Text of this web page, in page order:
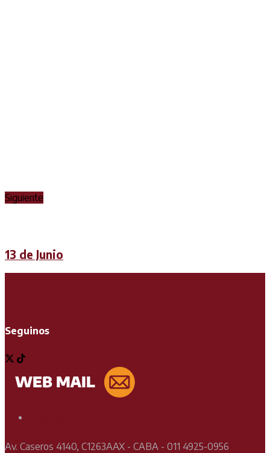
Siguiente
13 de Junio
Seguinos
Av. Caseros 4140, C1263AAX - CABA - 011 4925-0956